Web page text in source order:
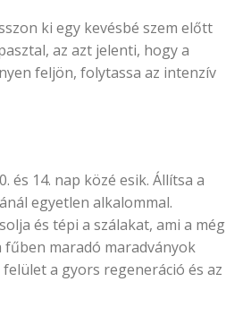
ki egy kevésbé szem előtt
az azt jelenti, hogy a
feljön, folytassa az intenzív
és 14. nap közé esik. Állítsa a
egyetlen alkalommal.
és tépi a szálakat, ami a még
maradó maradványok
a gyors regeneráció és az